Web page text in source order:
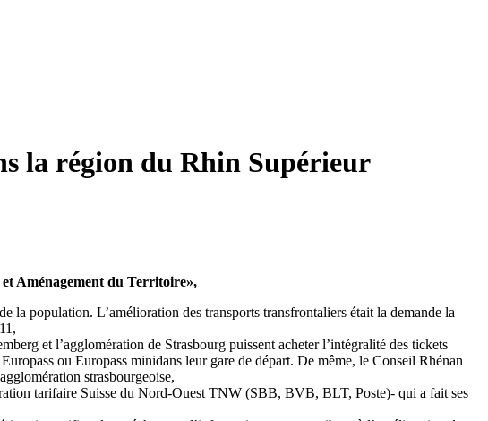
la région du Rhin Supérieur
Aménagement du Territoire»,
la population. L’amélioration des transports transfrontaliers était la demande la
et l’agglomération de Strasbourg puissent acheter l’intégralité des tickets
ou Europass minidans leur gare de départ. De même, le Conseil Rhénan
strasbourgeoise,
tarifaire Suisse du Nord-Ouest TNW (SBB, BVB, BLT, Poste)- qui a fait ses